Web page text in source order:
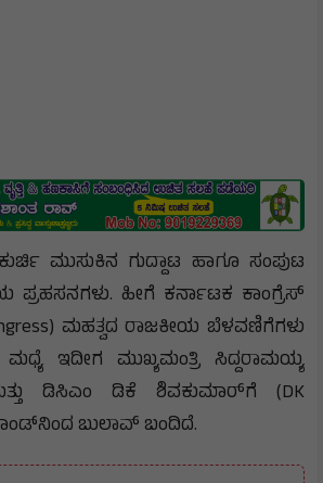
ಮುಸುಕಿನ ಗುದ್ದಾಟ ಹಾಗೂ ಸಂಪುಟ
ಪ್ರಹಸನಗಳು. ಹೀಗೆ ಕರ್ನಾಟಕ ಕಾಂಗ್ರೆಸ್​​​
ಮಹತ್ವದ ರಾಜಕೀಯ ಬೆಳವಣಿಗೆಗಳು
ಮಧ್ಯೆ ಇದೀಗ ಮುಖ್ಯಮಂತ್ರಿ ಸಿದ್ದರಾಮಯ್ಯ
ಮತ್ತು ಡಿಸಿಎಂ ಡಿಕೆ ಶಿವಕುಮಾರ್​​​​ಗೆ (DK
ಬುಲಾವ್ ಬಂದಿದೆ.